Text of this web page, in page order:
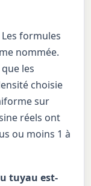
Les formules
nommée.
les
choisie
sur
réels ont
ou moins 1 à
tuyau est-